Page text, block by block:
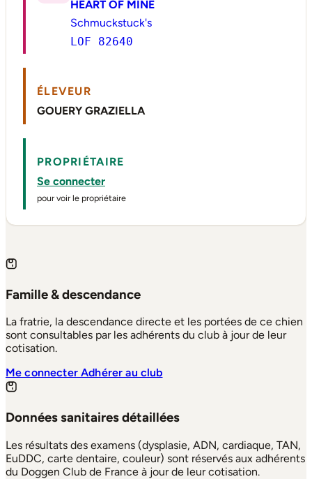
HEART OF MINE
Schmuckstuck's
LOF 82640
ÉLEVEUR
GOUERY GRAZIELLA
PROPRIÉTAIRE
Se connecter
pour voir le propriétaire
Famille & descendance
La fratrie, la descendance directe et les portées de ce chien
sont consultables par les adhérents du club à jour de leur
cotisation.
Me connecterAdhérer au club
Données sanitaires détaillées
Les résultats des examens (dysplasie, ADN, cardiaque, TAN,
EuDDC, carte dentaire, couleur) sont réservés aux adhérents
du Doggen Club de France à jour de leur cotisation.